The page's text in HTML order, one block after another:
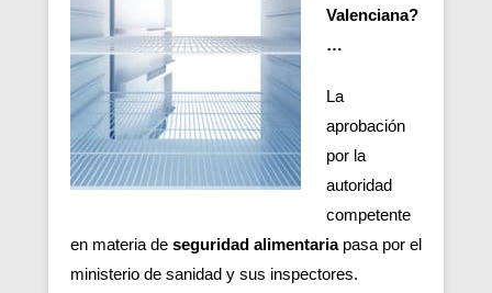
Valenciana?
…
La
aprobación
por la
autoridad
competente
en materia de seguridad alimentaria pasa por el
ministerio de sanidad y sus inspectores.